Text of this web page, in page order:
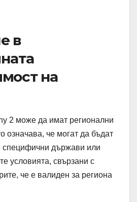
в
на
2 може да имат регионални
означава, че могат да бъдат
специфични държави или
условията, свързани с
че е валиден за региона